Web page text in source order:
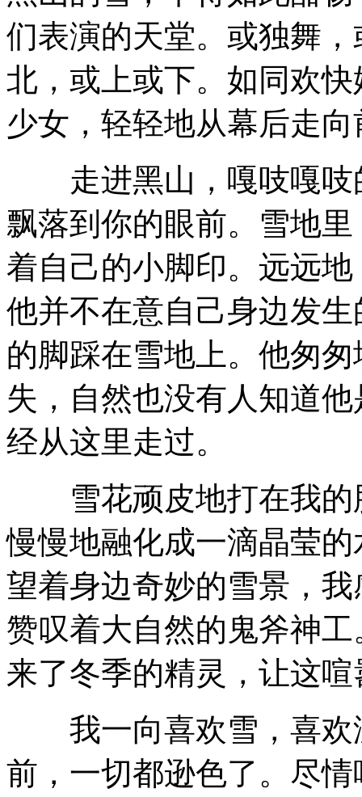
们表演的天堂。或独舞
北，或上或下。如同欢
少女，轻轻地从幕后走向
走进黑山，嘎吱嘎吱
飘落到你的眼前。雪地
着自己的小脚印。远远
他并不在意自己身边发
的脚踩在雪地上。他匆
失，自然也没有人知道
经从这里走过。
雪花顽皮地打在我的
慢慢地融化成一滴晶莹
望着身边奇妙的雪景，
赞叹着大自然的鬼斧神
来了冬季的精灵，让这
我一向喜欢雪，喜欢
前，一切都逊色了。尽